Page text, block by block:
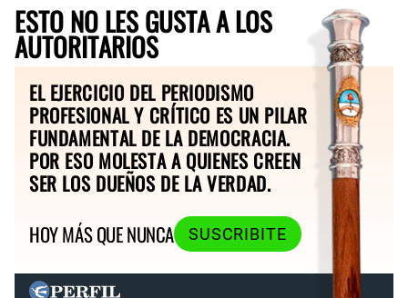
ESTO NO LES GUSTA A LOS
AUTORITARIOS
EL EJERCICIO DEL PERIODISMO
PROFESIONAL Y CRÍTICO ES UN PILAR
FUNDAMENTAL DE LA DEMOCRACIA.
POR ESO MOLESTA A QUIENES CREEN
SER LOS DUEÑOS DE LA VERDAD.
HOY MÁS QUE NUNCA
SUSCRIBITE